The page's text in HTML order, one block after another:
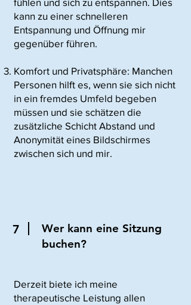
kann zu einer schnelleren
Entspannung und Öffnung mir
gegenüber führen.
Komfort und Privatsphäre: Manchen
Personen hilft es, wenn sie sich nicht
in ein fremdes Umfeld begeben
müssen und sie schätzen die
zusätzliche Schicht Abstand und
Anonymität eines Bildschirmes
zwischen sich und mir.
7
Wer kann eine Sitzung
buchen?
Derzeit biete ich meine
therapeutische Leistung allen